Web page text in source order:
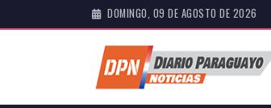
DOMINGO, 09 DE AGOSTO DE 2026